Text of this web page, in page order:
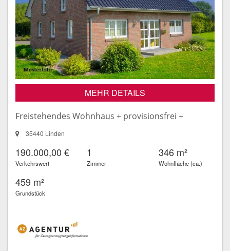
MEHR DETAILS
Freistehendes Wohnhaus + provisionsfrei +
35440 Linden
190.000,00 €
Verkehrswert
1
Zimmer
346 m²
Wohnfläche (ca.)
459 m²
Grundstück